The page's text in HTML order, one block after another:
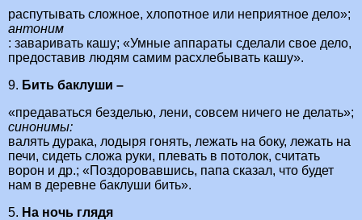
распутывать сложное, хлопотное или неприятное дело»;
антоним
: заваривать кашу; «Умные аппараты сделали свое дело,
предоставив людям самим расхлебывать кашу».
9. Бить баклуши –
«предаваться безделью, лени, совсем ничего не делать»;
синонимы:
валять дурака, лодыря гонять, лежать на боку, лежать на
печи, сидеть сложа руки, плевать в потолок, считать
ворон и др.; «Поздоровавшись, папа сказал, что будет
нам в деревне баклуши бить».
5. На ночь глядя